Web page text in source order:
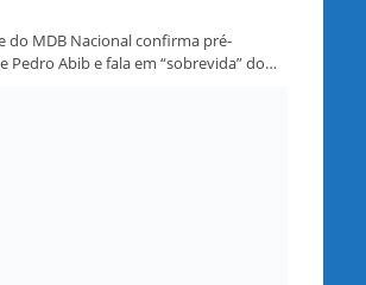
do MDB Nacional confirma pré-
Pedro Abib e fala em “sobrevida” do